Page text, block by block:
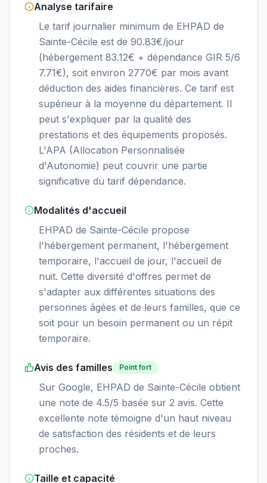
Analyse tarifaire
Le tarif journalier minimum de EHPAD de
Sainte-Cécile est de 90.83€/jour
(hébergement 83.12€ + dépendance GIR 5/6
7.71€), soit environ 2770€ par mois avant
déduction des aides financières. Ce tarif est
supérieur à la moyenne du département. Il
peut s'expliquer par la qualité des
prestations et des équipements proposés.
L'APA (Allocation Personnalisée
d'Autonomie) peut couvrir une partie
significative du tarif dépendance.
Modalités d'accueil
EHPAD de Sainte-Cécile propose
l'hébergement permanent, l'hébergement
temporaire, l'accueil de jour, l'accueil de
nuit. Cette diversité d'offres permet de
s'adapter aux différentes situations des
personnes âgées et de leurs familles, que ce
soit pour un besoin permanent ou un répit
temporaire.
Avis des familles Point fort
Sur Google, EHPAD de Sainte-Cécile obtient
une note de 4.5/5 basée sur 2 avis. Cette
excellente note témoigne d'un haut niveau
de satisfaction des résidents et de leurs
proches.
Taille et capacité